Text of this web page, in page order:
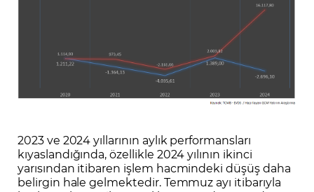
2023 ve 2024 yıllarının aylık performansları
kıyaslandığında, özellikle 2024 yılının ikinci
yarısından itibaren işlem hacmindeki düşüş daha
belirgin hale gelmektedir. Temmuz ayı itibarıyla